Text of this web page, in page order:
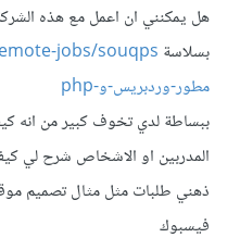
هل يمكنني ان اعمل مع هذه
بسلاسة
مطور-وردبريس-و-php
ببساطة لدي تخوف كبير من انه
المدربين او الاشخاص شرح لي
ذهني طلبات مثل مثال تصميم
فيسبوك